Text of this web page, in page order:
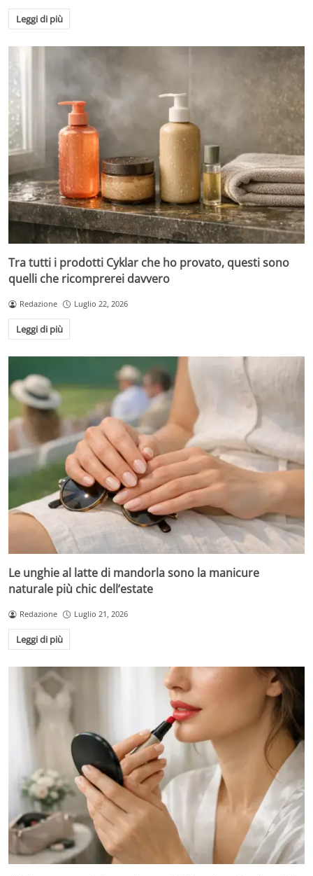
Leggi di più
Tra tutti i prodotti Cyklar che ho provato, questi sono
quelli che ricomprerei davvero
Redazione Luglio 22, 2026
Leggi di più
Le unghie al latte di mandorla sono la manicure
naturale più chic dell’estate
Redazione Luglio 21, 2026
Leggi di più